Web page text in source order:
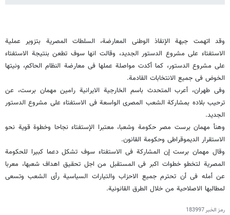
وقد اتهمت جبهة الإنقاذ الوطنی المعارضة، السلطات المصریة بتزویر عملیة
الاستفتاء على مشروع الدستور الجدید، وقالت انها سوف تطعن بنتیجة الاستفتاء
على مشروع الدستور، کما أکدت مواصلة عملها فی معارضة النظام الحاکم، ونیتها
الخوض فی جمیع الانتخابات القادمة.
وفی طهران، أعرب المتحدث باسم الخارجیة الایرانیة رامین مهمان برست، عن
ترحیب بلاده بمشارکة الشعب المصری الواسعة فی الاستفتاء على مشروع الدستور
الجدید.
وهنأ مهمان برست مصر حکومة وشعبا، معتبرا الإستفتاء نجاحا وخطوة قویة نحو
الاستقرار الدیموقراطی وحکومة القانون.
وقال مهمان برست إن المشارکة فی الاستفتاء سوف تشکل دعما کبیرا للحکومة
المصریة لتخطو خطوات اکبر فی المستقبل من اجل تحقیق اهداف شعبها، معربا
عن أمله فی أن تحترم جمیع الاحزاب والتیارات السیاسیة رأی الشعب وتسعى
لمطالبها الاصلاحیة من خلال الطرق القانونیة.
رمز الخبر183997